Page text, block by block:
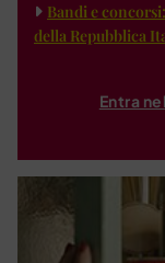
Bandi e
della Repubblica
Entra